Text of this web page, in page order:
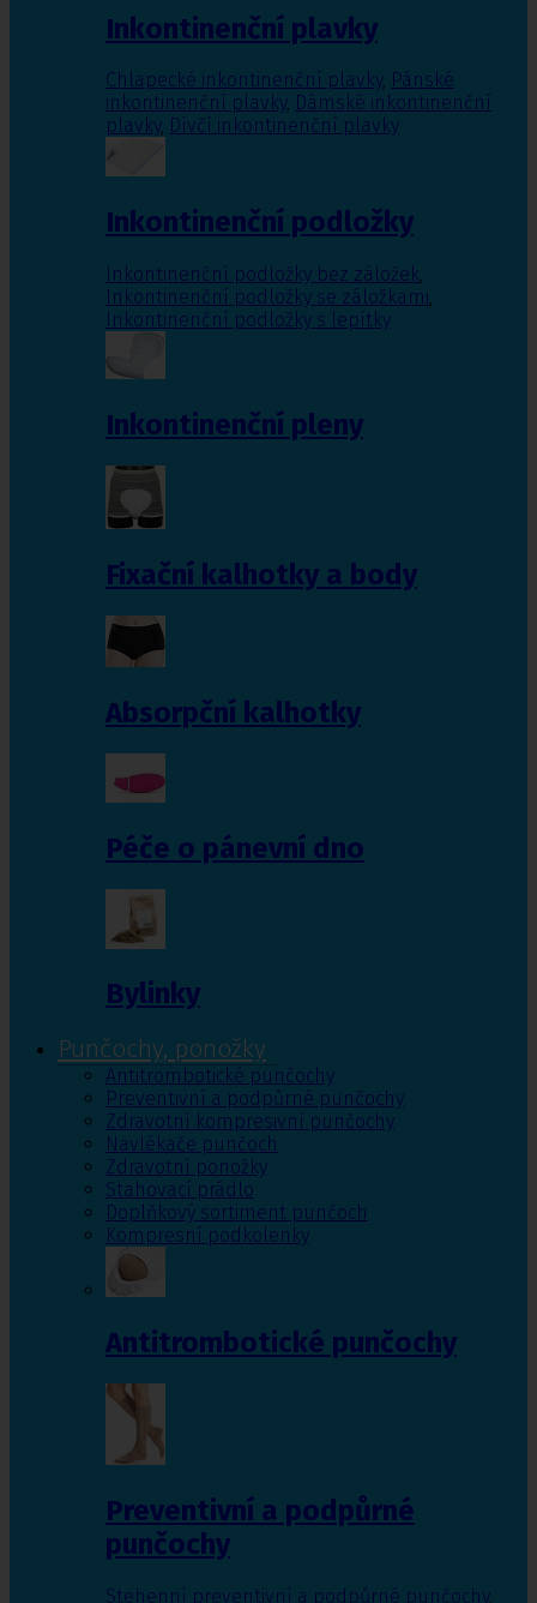
Inkontinenční plavky
Chlapecké inkontinenční plavky, Pánské
inkontinenční plavky, Dámské inkontinenční
plavky, Dívčí inkontinenční plavky
Inkontinenční podložky
Inkontinenční podložky bez záložek,
Inkontinenční podložky se záložkami,
Inkontinenční podložky s lepítky
Inkontinenční pleny
Fixační kalhotky a body
Absorpční kalhotky
Péče o pánevní dno
Bylinky
Punčochy, ponožky
Antitrombotické punčochy
Preventivní a podpůrné punčochy
Zdravotní kompresivní punčochy
Navlékače punčoch
Zdravotní ponožky
Stahovací prádlo
Doplňkový sortiment punčoch
Kompresní podkolenky
Antitrombotické punčochy
Preventivní a podpůrné
punčochy
Stehenní preventivní a podpůrné punčochy,